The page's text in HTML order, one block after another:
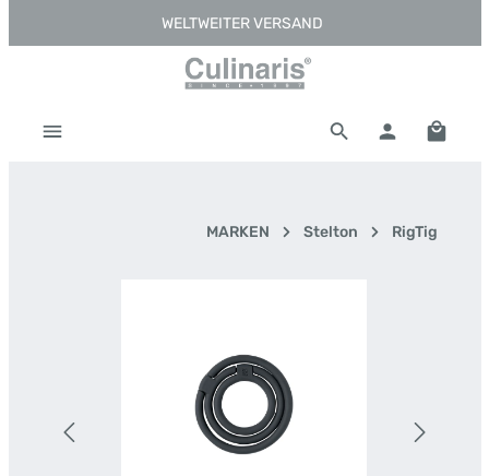
Zum Hauptinhalt springenWELTWEITER VERSAND
MARKEN Stelton RigTig